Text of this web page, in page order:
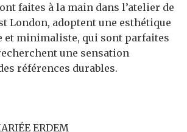
faites à la main dans l’atelier de
London, adoptent une esthétique
et minimaliste, qui sont parfaites
une sensation
références durables.
ERDEM